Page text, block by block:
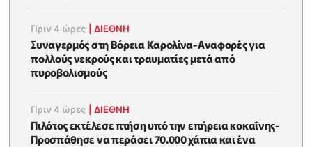
Πριν 4 ώρες |ΔΙΕΘΝΗ
Συναγερμός στη Βόρεια Καρολίνα-Αναφορές για
πολλούς νεκρούς και τραυματίες μετά από
πυροβολισμούς
Πριν 4 ώρες |ΔΙΕΘΝΗ
Πιλότος εκτέλεσε πτήση υπό την επήρεια κοκαΐνης-
Προσπάθησε να περάσει 70.000 χάπια και ένα